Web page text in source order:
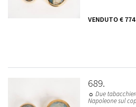
VENDUTO € 774
689
☼ Due
Napoleone sul